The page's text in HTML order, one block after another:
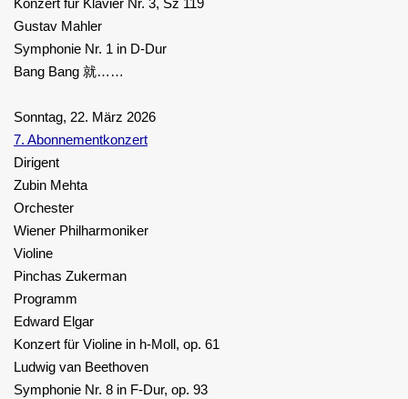
Konzert für Klavier Nr. 3, Sz 119
Gustav Mahler
Symphonie Nr. 1 in D-Dur
Bang Bang 就……
Sonntag, 22. März 2026
7. Abonnementkonzert
Dirigent
Zubin Mehta
Orchester
Wiener Philharmoniker
Violine
Pinchas Zukerman
Programm
Edward Elgar
Konzert für Violine in h-Moll, op. 61
Ludwig van Beethoven
Symphonie Nr. 8 in F-Dur, op. 93